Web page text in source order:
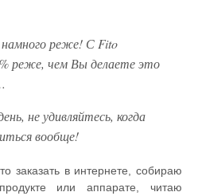
реже! С Fito
реже, чем Вы делаете это
не удивляйтесь, когда
вообще!
заказать в интернете, собираю
или аппарате, читаю